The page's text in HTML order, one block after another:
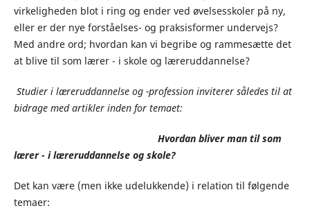
virkeligheden blot i ring og ender ved øvelsesskoler på ny,
eller er der nye forståelses- og praksisformer undervejs?
Med andre ord; hvordan kan vi begribe og rammesætte det
at blive til som lærer - i skole og læreruddannelse?
Studier i læreruddannelse og -profession inviterer således til at
bidrage med artikler inden for temaet:
Hvordan bliver man til som
lærer - i læreruddannelse og skole?
Det kan være (men ikke udelukkende) i relation til følgende
temaer: